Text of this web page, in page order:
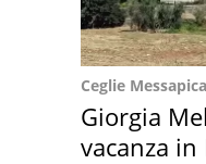
Ceglie Messapica
Giorgia
vacanza in